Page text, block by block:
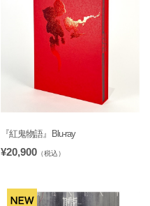
『紅鬼物語』Blu-ray
¥20,900 （税込）